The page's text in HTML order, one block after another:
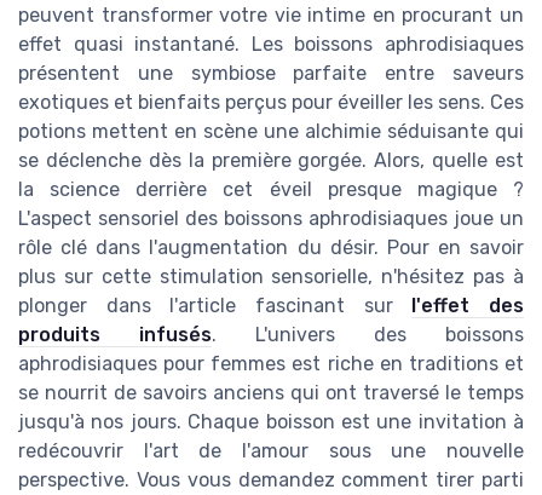
peuvent transformer votre vie intime en procurant un
effet quasi instantané. Les boissons aphrodisiaques
présentent une symbiose parfaite entre saveurs
exotiques et bienfaits perçus pour éveiller les sens. Ces
potions mettent en scène une alchimie séduisante qui
se déclenche dès la première gorgée. Alors, quelle est
la science derrière cet éveil presque magique ?
L'aspect sensoriel des boissons aphrodisiaques joue un
rôle clé dans l'augmentation du désir. Pour en savoir
plus sur cette stimulation sensorielle, n'hésitez pas à
plonger dans l'article fascinant sur
l'effet des
produits infusés. L'univers des boissons
aphrodisiaques pour femmes est riche en traditions et
se nourrit de savoirs anciens qui ont traversé le temps
jusqu'à nos jours. Chaque boisson est une invitation à
redécouvrir l'art de l'amour sous une nouvelle
perspective. Vous vous demandez comment tirer parti